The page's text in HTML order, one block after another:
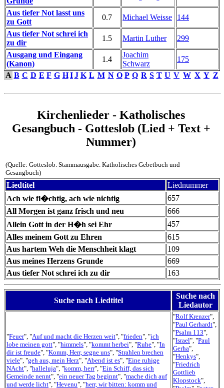
Aus tiefer Not lasst uns
zu Gott
0.7 Michael Weisse
144
Aus tiefer Not schrei ich
zu dir
1.5 Martin Luther
299
Ausgang und Eingang
(Kanon)
1.4
Joachim
Schwarz
175
A B C D E F G H IJ K L M N O P Q R S T U V W X Y Z
Kirchenlieder - Katholisches
Gesangbuch - Gotteslob (Lied + Text +
Nummer)
(Quelle: Gotteslob. Stammausgabe. Katholisches Gebetbuch und
Gesangbuch)
Liedtitel
Liednummer
Ach wie fl�chtig, ach wie nichtig
657
All Morgen ist ganz frisch und neu
666
Allein Gott in der H�h sei Ehr
457
Alles meinem Gott zu Ehren
615
Aus hartem Weh die Menschheit klagt
109
Aus meines Herzens Grunde
669
Aus tiefer Not schrei ich zu dir
163
Suche nach Liedtitel
Suche nach
Liedautor
"Feuer", "Auf und macht die Herzen weit", "frieden", "ich
lobe meinen gott", "himmels", "kommt herbei", "Ruhe", "In
dir ist freude", "Komm, Herr, segne uns", "Strahlen brechen
viele", "geh aus, mein Herz", "Abend ist es", "Eine ruhige
NAcht", "halleluja", "komm, herr", "Ein Schiff, das sich
Gemeinde nennt", "ein neuer Tag beginnt", "mache dich auf
und werde licht", "Hevenu", "herr, wir bitten: komm und
"Rolf Krenzer",
"Paul Gerhardt",
"Psalm 113",
"Israel", "Paul
Gerha",
"Henkys",
"Friedrich
Gottlieb
Klopstock",